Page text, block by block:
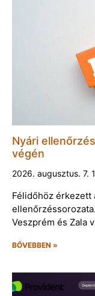
Nyári
végén
2026. augusztus. 7.
Félidőhöz érkezett
Veszprém és Zala
BŐVEBBEN »